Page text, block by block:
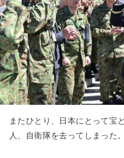
またひとり、日本にとって宝
人、自衛隊を去ってしまった。